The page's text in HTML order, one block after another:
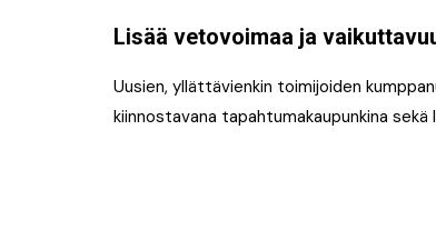
Lisää vetovoimaa ja
Uusien, yllättävienkin toimijoiden
kiinnostavana tapahtumakaupunkina